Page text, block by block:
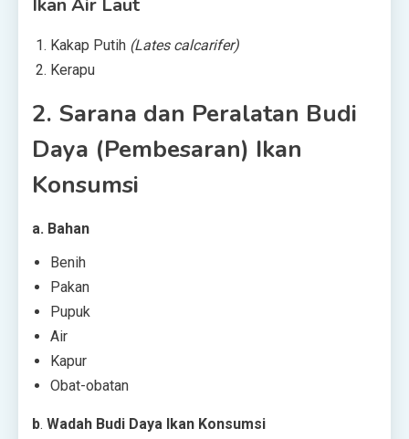
Kakap Putih (Lates calcarifer)
Kerapu
2. Sarana dan Peralatan Budi
Daya (Pembesaran) Ikan
Konsumsi
a. Bahan
Benih
Pakan
Pupuk
Air
Kapur
Obat-obatan
b. Wadah Budi Daya Ikan Konsumsi